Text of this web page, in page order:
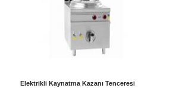
Elektrikli Kaynatma Kazanı Tenceresi